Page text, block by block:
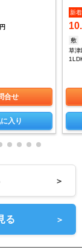
合せ
入り
新着
敷
草
＞
る ＞